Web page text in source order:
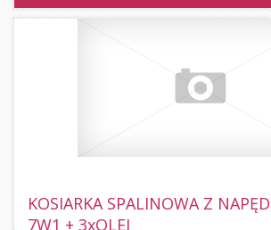
KOSIARKA SPALINOWA Z
7W1 + 3xOLEJ